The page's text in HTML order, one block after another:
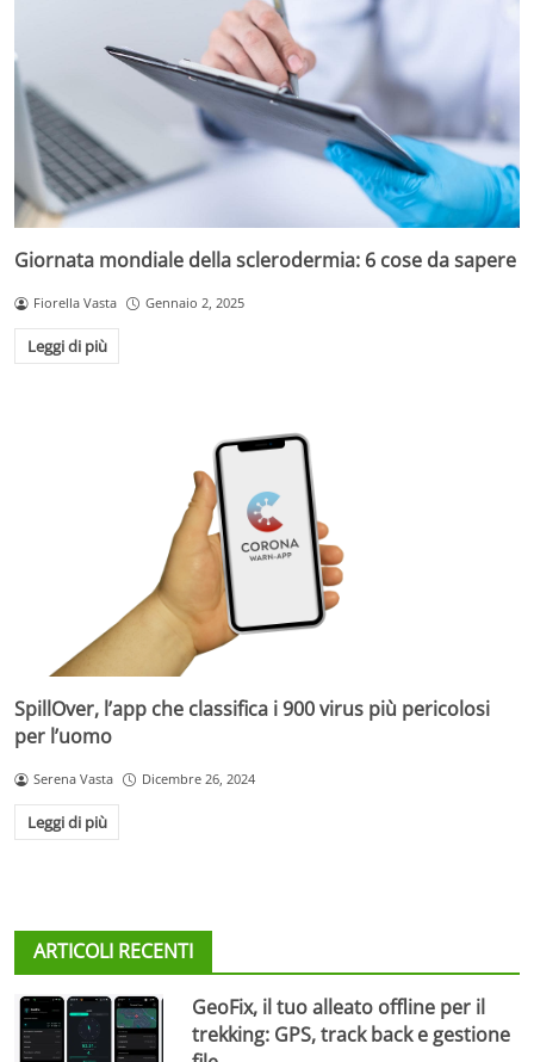
Giornata mondiale della sclerodermia: 6 cose da sapere
Fiorella Vasta Gennaio 2, 2025
Leggi di più
SpillOver, l’app che classifica i 900 virus più pericolosi
per l’uomo
Serena Vasta Dicembre 26, 2024
Leggi di più
ARTICOLI RECENTI
GeoFix, il tuo alleato offline per il
trekking: GPS, track back e gestione